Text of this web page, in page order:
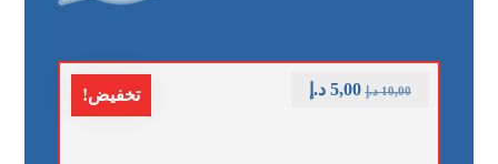
تخفيض! 10,00 د.إ 5,00 د.إ